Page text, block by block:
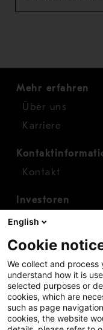
Mehr erfahren
Über uns
Karriere
Kontakt
Investoren
Finanzen
English
Cookie
We collect and
understand how it is
selected purposes or
cookies, which are
such as page
cookies, the website